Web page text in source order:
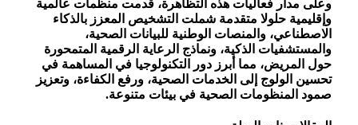
وعلى مدار فعاليات هذه التظاهرة، قدمت منظمات عالمية
وإقليمية حلولا متقدمة شملت التشخيص المعزز بالذكاء
الاصطناعي، والمنصات الوطنية للبيانات الصحية،
والمستشفيات الذكية، ونماذج الرعاية الرقمية المتمحورة
حول المريض، مما أبرز دور التكنولوجيا في المساهمة في
تحسين الولوج إلى الخدمات الصحية، ورفع الكفاءة، وتعزيز
صمود المنظومات الصحية في بيئات متنوعة.